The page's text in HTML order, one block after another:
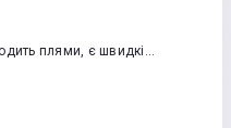
плями, є швидкі